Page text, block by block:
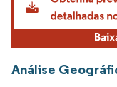
Análise